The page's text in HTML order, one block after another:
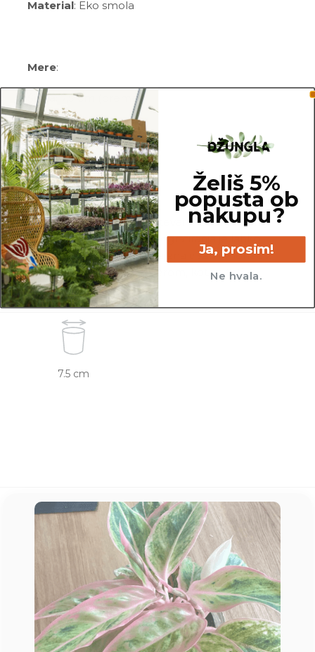
Material: Eko smola
Mere:
Širina: 7,5 cm (premer)
Višina: 9 cm
OPOMBA
Za premer lonca je upoštevan notranji zgornji
del lonca. Za potrebe fotografiranja je lahko
katera izmed rastlin presajena v sadilni lonec z
večjim ali manjšim premerom, kot so tisti, v
katerih so prodajane.
7.5 cm
Želiš 5%
popusta ob
nakupu?
Ja, prosim!
Ne hvala.